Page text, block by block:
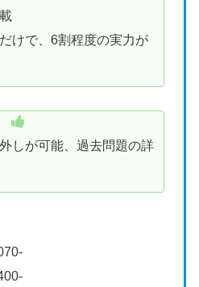
けで、6割程度の実力が
しが可能、過去問題の詳